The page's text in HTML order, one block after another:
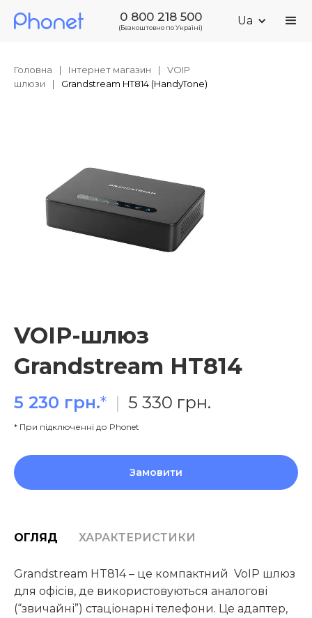
0 800 218 500
(Безкоштовно по Україні)
Ua
Головна | Інтернет магазин |
VOIP
шлюзи
| Grandstream HT814 (HandyTone)
VOIP-шлюз
Grandstream HT814
5 230 грн.* | 5 330 грн.
* При підключенні до Phonet
Замовити
ОГЛЯД ХАРАКТЕРИСТИКИ
Grandstream HT814 – це компактний VoIP шлюз
для офісів, де використовуються аналогові
(“звичайні”) стаціонарні телефони. Це адаптер,